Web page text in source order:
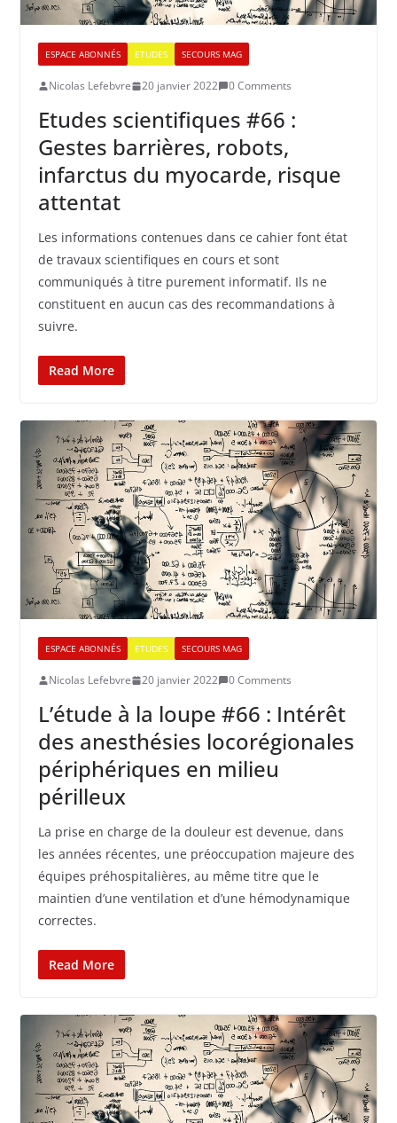
ESPACE ABONNÉS ETUDES SECOURS MAG
Nicolas Lefebvre 20 janvier 2022 0 Comments
Etudes scientifiques #66 :
Gestes barrières, robots,
infarctus du myocarde, risque
attentat
Les informations contenues dans ce cahier font état
de travaux scientifiques en cours et sont
communiqués à titre purement informatif. Ils ne
constituent en aucun cas des recommandations à
suivre.
Read More
ESPACE ABONNÉS ETUDES SECOURS MAG
Nicolas Lefebvre 20 janvier 2022 0 Comments
L’étude à la loupe #66 : Intérêt
des anesthésies locorégionales
périphériques en milieu
périlleux
La prise en charge de la douleur est devenue, dans
les années récentes, une préoccupation majeure des
équipes préhospitalières, au même titre que le
maintien d’une ventilation et d’une hémodynamique
correctes.
Read More